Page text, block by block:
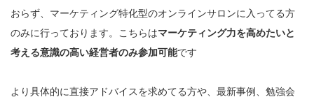
おらず、マーケティング特化型のオンラインサロンに入ってる方
のみに行っております。こちらはマーケティング力を高めたいと
考える意識の高い経営者のみ参加可能です
より具体的に直接アドバイスを求めてる方や、最新事例、勉強会